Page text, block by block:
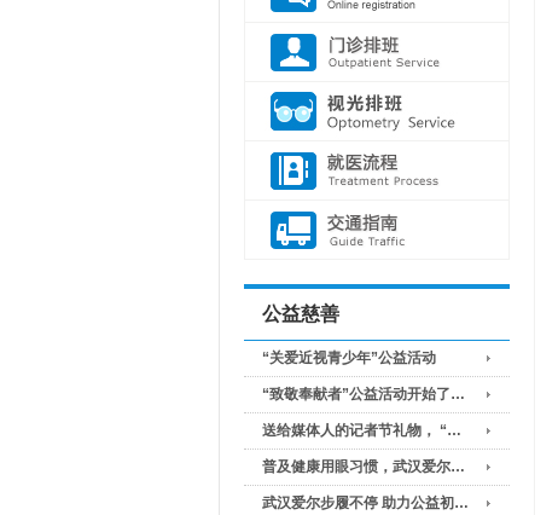
公益慈善
“关爱近视青少年”公益活动
“致敬奉献者”公益活动开始了…
送给媒体人的记者节礼物， “…
普及健康用眼习惯，武汉爱尔…
武汉爱尔步履不停 助力公益初…